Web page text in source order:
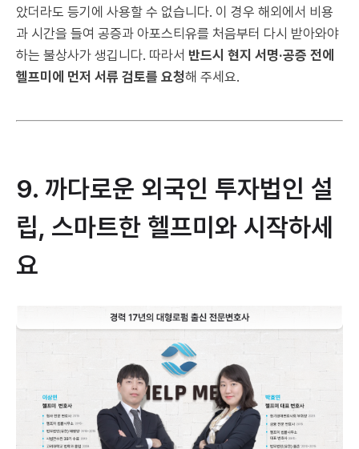
았더라도 등기에 사용할 수 없습니다. 이 경우 해외에서 비용
과 시간을 들여 공증과 아포스티유를 처음부터 다시 받아와야
하는 불상사가 생깁니다. 따라서 반드시 현지 서명·공증 전에
헬프미에 먼저 서류 검토를 요청해 주세요.
9. 까다로운 외국인 투자법인 설
립, 스마트한 헬프미와 시작하세
요